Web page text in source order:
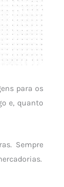
para os
e, quanto
Sempre